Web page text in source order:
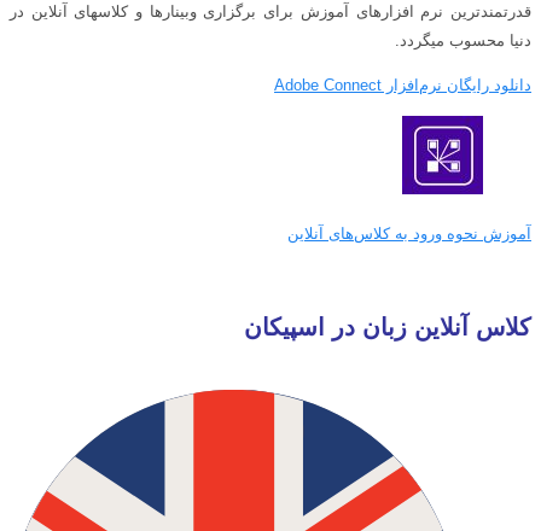
قدرتمندترین نرم افزارهای آموزش برای برگزاری وبینارها و کلاسهای آنلاین در
دنیا محسوب میگردد.
دانلود رایگان نرم‌افزار Adobe Connect
آموزش نحوه ورود به کلاس‌های آنلاین
کلاس آنلاین زبان در اسپیکان